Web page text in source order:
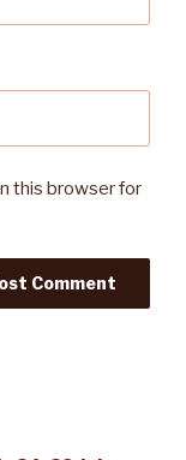
this browser for